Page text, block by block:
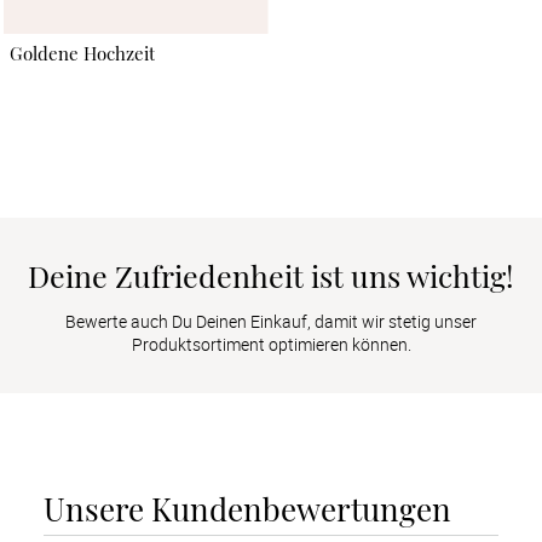
Goldene Hochzeit
Deine Zufriedenheit ist uns wichtig!
Bewerte auch Du Deinen Einkauf, damit wir stetig unser
Produktsortiment optimieren können.
Unsere Kundenbewertungen